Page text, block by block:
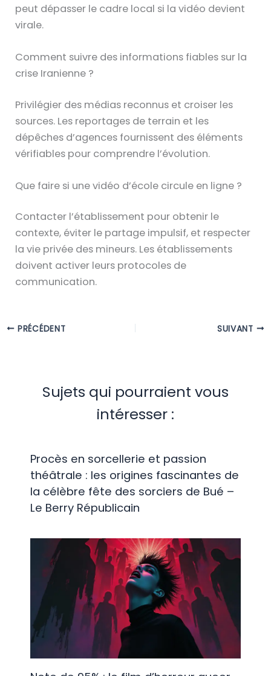
peut dépasser le cadre local si la vidéo devient
virale.
Comment suivre des informations fiables sur la
crise Iranienne ?
Privilégier des médias reconnus et croiser les
sources. Les reportages de terrain et les
dépêches d’agences fournissent des éléments
vérifiables pour comprendre l’évolution.
Que faire si une vidéo d’école circule en ligne ?
Contacter l’établissement pour obtenir le
contexte, éviter le partage impulsif, et respecter
la vie privée des mineurs. Les établissements
doivent activer leurs protocoles de
communication.
PRÉCÉDENT SUIVANT
Sujets qui pourraient vous
intéresser :
Procès en sorcellerie et passion
théâtrale : les origines fascinantes de
la célèbre fête des sorciers de Bué –
Le Berry Républicain